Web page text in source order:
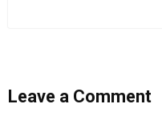
Leave a Comment